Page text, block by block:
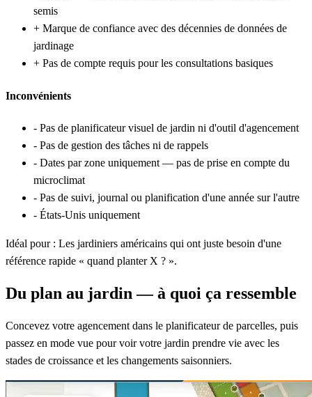
semis
+ Marque de confiance avec des décennies de données de
jardinage
+ Pas de compte requis pour les consultations basiques
Inconvénients
- Pas de planificateur visuel de jardin ni d'outil d'agencement
- Pas de gestion des tâches ni de rappels
- Dates par zone uniquement — pas de prise en compte du
microclimat
- Pas de suivi, journal ou planification d'une année sur l'autre
- États-Unis uniquement
Idéal pour : Les jardiniers américains qui ont juste besoin d'une
référence rapide « quand planter X ? ».
Du plan au jardin — à quoi ça ressemble
Concevez votre agencement dans le planificateur de parcelles, puis
passez en mode vue pour voir votre jardin prendre vie avec les
stades de croissance et les changements saisonniers.